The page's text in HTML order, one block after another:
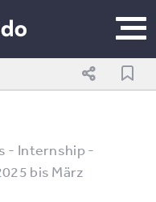
- Internship -
bis März